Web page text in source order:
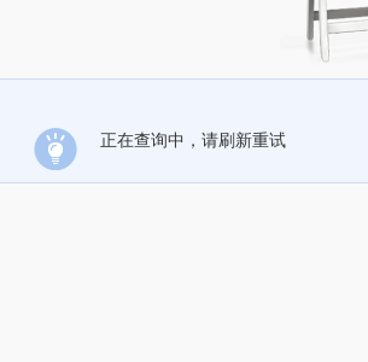
正在查询中，请刷新重试